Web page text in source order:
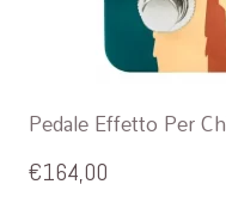
Pedale Effetto Per
€164,00